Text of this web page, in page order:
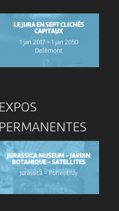
LE JURA EN SEPT CLICHÉS
CAPITAUX
1 jan 2017 > 1 jan 2050
Delémont
EXPOS
PERMANENTES
JURASSICA MUSEUM - JARDIN
BOTANIQUE - SATELLITES
Jurassica -Porrentruy